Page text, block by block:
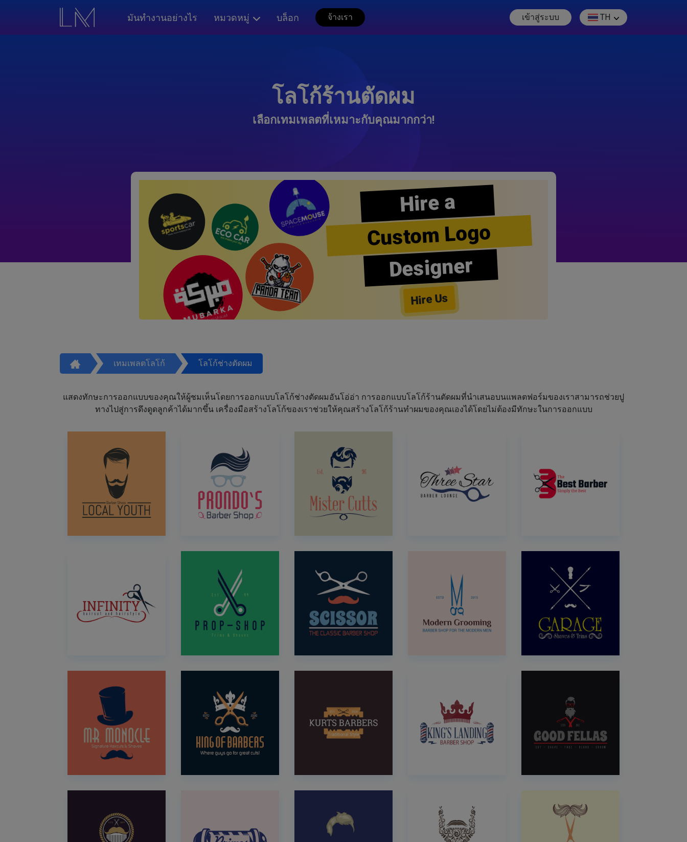
มันทำงานอย่างไร หมวดหมู่ บล็อก จ้างเรา เข้าสู่ระบบ TH
โลโก้ร้านตัดผม
เลือกเทมเพลตที่เหมาะกับคุณมากกว่า!
Hire a
Custom Logo
Designer
Hire Us
เทมเพลตโลโก้ โลโก้ช่างตัดผม
แสดงทักษะการออกแบบของคุณให้ผู้ชมเห็นโดยการออกแบบโลโก้ช่างตัดผมอันโอ่อ่า การออกแบบโลโก้ร้านตัดผมที่นำเสนอบนแพลตฟอร์มของเราสามารถช่วยปู
ทางไปสู่การดึงดูดลูกค้าได้มากขึ้น เครื่องมือสร้างโลโก้ของเราช่วยให้คุณสร้างโลโก้ร้านทำผมของคุณเองได้โดยไม่ต้องมีทักษะในการออกแบบ